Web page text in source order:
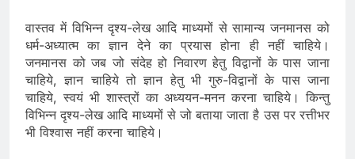
वास्तव में विभिन्न दृश्य-लेख आदि माध्यमों से सामान्य जनमानस को
धर्म-अध्यात्म का ज्ञान देने का प्रयास होना ही नहीं चाहिये।
जनमानस को जब जो संदेह हो निवारण हेतु विद्वानों के पास जाना
चाहिये, ज्ञान चाहिये तो ज्ञान हेतु भी गुरु-विद्वानों के पास जाना
चाहिये, स्वयं भी शास्त्रों का अध्ययन-मनन करना चाहिये। किन्तु
विभिन्न दृश्य-लेख आदि माध्यमों से जो बताया जाता है उस पर रत्तीभर
भी विश्वास नहीं करना चाहिये।